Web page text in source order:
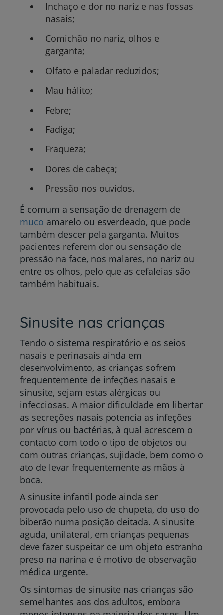
Inchaço e dor no nariz e nas fossas
nasais;
Comichão no nariz, olhos e
garganta;
Olfato e paladar reduzidos;
Mau hálito;
Febre;
Fadiga;
Fraqueza;
Dores de cabeça;
Pressão nos ouvidos.
É comum a sensação de drenagem de
muco amarelo ou esverdeado, que pode
também descer pela garganta. Muitos
pacientes referem dor ou sensação de
pressão na face, nos malares, no nariz ou
entre os olhos, pelo que as cefaleias são
também habituais.
Sinusite nas crianças
Tendo o sistema respiratório e os seios
nasais e perinasais ainda em
desenvolvimento, as crianças sofrem
frequentemente de infeções nasais e
sinusite, sejam estas alérgicas ou
infecciosas. A maior dificuldade em libertar
as secreções nasais potencia as infeções
por vírus ou bactérias, à qual acrescem o
contacto com todo o tipo de objetos ou
com outras crianças, sujidade, bem como o
ato de levar frequentemente as mãos à
boca.
A sinusite infantil pode ainda ser
provocada pelo uso de chupeta, do uso do
biberão numa posição deitada. A sinusite
aguda, unilateral, em crianças pequenas
deve fazer suspeitar de um objeto estranho
preso na narina e é motivo de observação
médica urgente.
Os sintomas de sinusite nas crianças são
semelhantes aos dos adultos, embora